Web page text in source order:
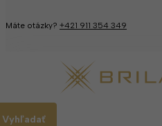
Máte otázky? +421 911 354 349
Vyhľadať